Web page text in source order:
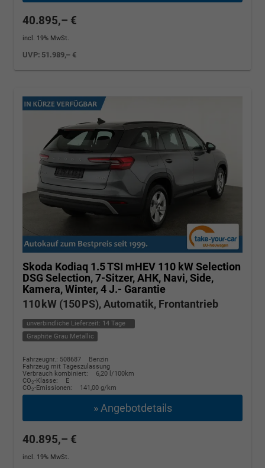
40.895,– €
incl. 19% MwSt.
UVP: 51.989,– €
Skoda Kodiaq 1.5 TSI mHEV 110 kW Selection
DSG Selection, 7-Sitzer, AHK, Navi, Side,
Kamera, Winter, 4 J.- Garantie
110 kW (150 PS), Automatik, Frontantrieb
unverbindliche Lieferzeit: 14 Tage
Graphite Grau Metallic
Fahrzeugnr.: 508687
Benzin
Fahrzeug mit Tageszulassung
Verbrauch kombiniert:
6,20 l/100km
CO2-Klasse:
E
CO2-Emissionen: 141,00 g/km
» Angebotdetails
40.895,– €
incl. 19% MwSt.